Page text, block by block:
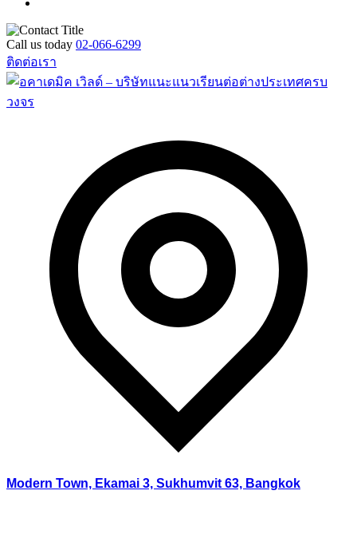
Call us today 02-066-6299
ติดต่อเรา
Modern Town, Ekamai 3, Sukhumvit 63, Bangkok